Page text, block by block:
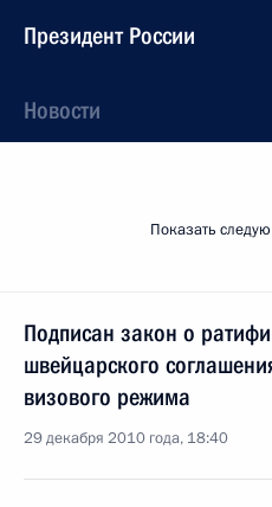
Президент России
Новости
Показать
Подписан закон о
швейцарского
визового режима
29 декабря 2010 года, 18:40